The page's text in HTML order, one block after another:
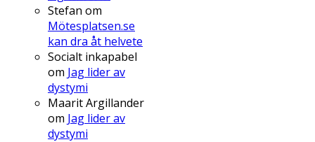
Stefan om
Mötesplatsen.se
kan dra åt helvete
Socialt inkapabel
om Jag lider av
dystymi
Maarit Argillander
om Jag lider av
dystymi